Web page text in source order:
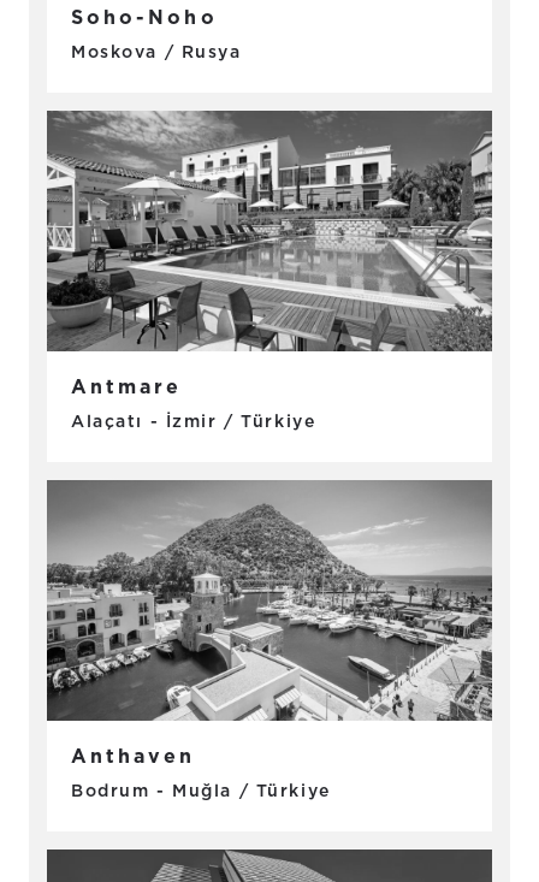
Soho-Noho
Moskova / Rusya
Antmare
Alaçatı - İzmir / Türkiye
Anthaven
Bodrum - Muğla / Türkiye